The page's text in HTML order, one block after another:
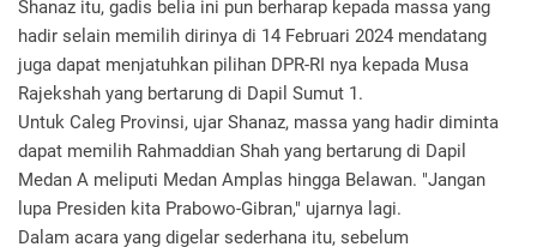
Shanaz itu, gadis belia ini pun berharap kepada massa yang
hadir selain memilih dirinya di 14 Februari 2024 mendatang
juga dapat menjatuhkan pilihan DPR-RI nya kepada Musa
Rajekshah yang bertarung di Dapil Sumut 1.
Untuk Caleg Provinsi, ujar Shanaz, massa yang hadir diminta
dapat memilih Rahmaddian Shah yang bertarung di Dapil
Medan A meliputi Medan Amplas hingga Belawan. "Jangan
lupa Presiden kita Prabowo-Gibran," ujarnya lagi.
Dalam acara yang digelar sederhana itu, sebelum